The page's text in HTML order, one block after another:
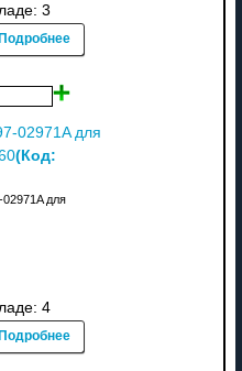
3
02971A для
(Код:
для
4